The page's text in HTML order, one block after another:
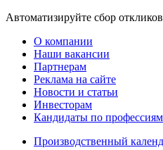
Автоматизируйте сбор
О компании
Наши вакансии
Партнерам
Реклама на сайте
Новости и статьи
Инвесторам
Кандидаты по профессиям
Производственный